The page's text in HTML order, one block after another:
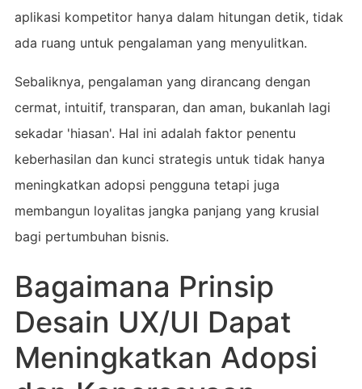
aplikasi kompetitor hanya dalam hitungan detik, tidak
ada ruang untuk pengalaman yang menyulitkan.
Sebaliknya, pengalaman yang dirancang dengan
cermat, intuitif, transparan, dan aman, bukanlah lagi
sekadar 'hiasan'. Hal ini adalah faktor penentu
keberhasilan dan kunci strategis untuk tidak hanya
meningkatkan adopsi pengguna tetapi juga
membangun loyalitas jangka panjang yang krusial
bagi pertumbuhan bisnis.
Bagaimana Prinsip
Desain UX/UI Dapat
Meningkatkan Adopsi